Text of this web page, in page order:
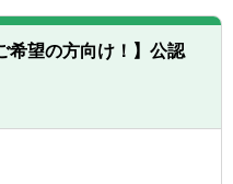
希望の方向け！】公認